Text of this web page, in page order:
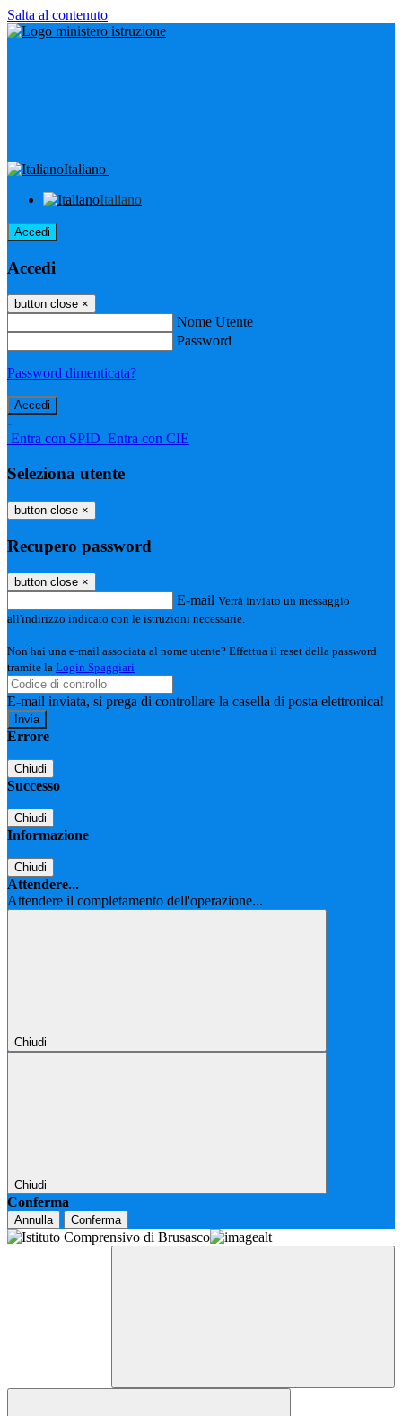
Salta al contenuto
Italiano
Italiano
Accedi
Accedi
button close ×
Nome Utente
Password
Password dimenticata?
-
Entra con SPID Entra con CIE
Seleziona utente
button close ×
Recupero password
button close ×
E-mail Verrà inviato un messaggio
all'indirizzo indicato con le istruzioni necessarie.
Non hai una e-mail associata al nome utente? Effettua il reset della password
tramite la Login Spaggiari
E-mail inviata, si prega di controllare la casella di posta elettronica!
Errore
Chiudi
Successo
Chiudi
Informazione
Chiudi
Attendere...
Attendere il completamento dell'operazione...
Chiudi
Chiudi
Conferma
Annulla Conferma